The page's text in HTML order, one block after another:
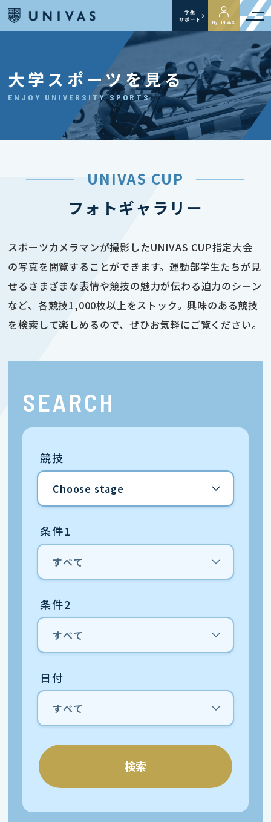
学生
サポート
My UNIVAS
大学スポーツを見る
ENJOY UNIVERSITY SPORTS
UNIVAS CUP
フォトギャラリー
スポーツカメラマンが撮影したUNIVAS CUP指定大会
の写真を閲覧することができます。運動部学生たちが見
せるさまざまな表情や競技の魅力が伝わる迫力のシーン
など、各競技1,000枚以上をストック。興味のある競技
を検索して楽しめるので、ぜひお気軽にご覧ください。
SEARCH
競技
条件1
条件2
日付
検索